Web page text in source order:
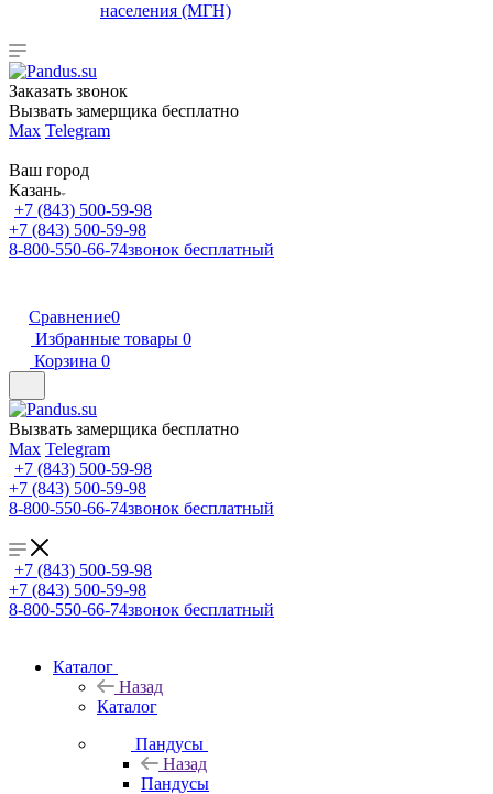
населения (МГН)
Заказать звонок
Вызвать замерщика бесплатно
Max Telegram
Ваш город
Казань
+7 (843) 500-59-98
+7 (843) 500-59-98
8-800-550-66-74звонок бесплатный
Сравнение0
Избранные товары 0
Корзина 0
Вызвать замерщика бесплатно
Max Telegram
+7 (843) 500-59-98
+7 (843) 500-59-98
8-800-550-66-74звонок бесплатный
+7 (843) 500-59-98
+7 (843) 500-59-98
8-800-550-66-74звонок бесплатный
Каталог
Назад
Каталог
Пандусы
Назад
Пандусы